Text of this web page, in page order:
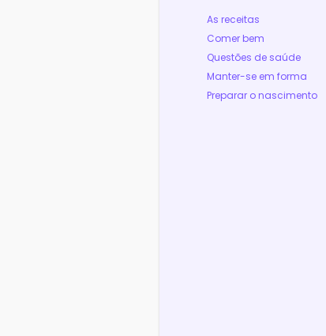
As receitas
Comer bem
Questões de saúde
Manter-se em forma
Preparar o nascimento